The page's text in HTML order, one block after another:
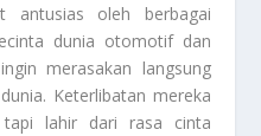
oleh berbagai
dunia otomotif dan
merasakan langsung
Keterlibatan mereka
tapi lahir dari rasa cinta